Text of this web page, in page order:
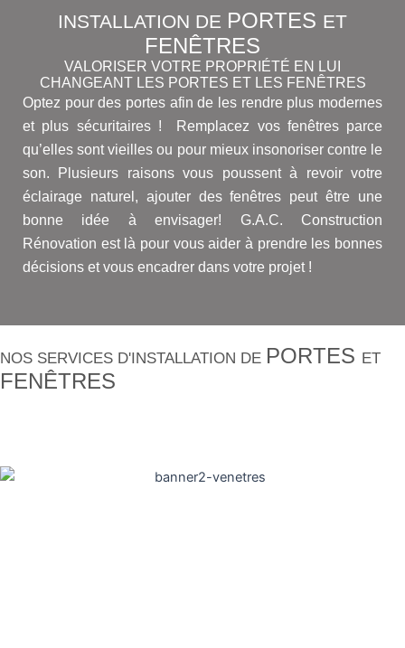
INSTALLATION DE PORTES ET
FENÊTRES
VALORISER VOTRE PROPRIÉTÉ EN LUI
CHANGEANT LES PORTES ET LES FENÊTRES
Optez pour des portes afin de les rendre plus modernes
et plus sécuritaires ! Remplacez vos fenêtres parce
qu’elles sont vieilles ou pour mieux insonoriser contre le
son. Plusieurs raisons vous poussent à revoir votre
éclairage naturel, ajouter des fenêtres peut être une
bonne idée à envisager! G.A.C. Construction
Rénovation est là pour vous aider à prendre les bonnes
décisions et vous encadrer dans votre projet !
NOS SERVICES D'INSTALLATION DE PORTES ET
FENÊTRES